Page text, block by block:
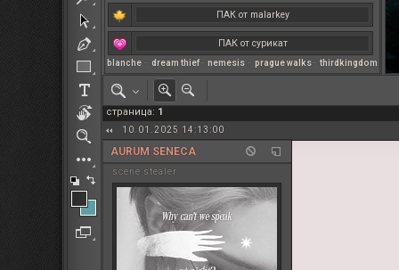
ПАК от malarkey
ПАК от сурикат
РЕНМАЙ
blanche – dream thief– nemesis – prague walks– thirdkingdom
страница: 1
10.01.2025 14:13:00
AURUM SENECA
sсene stealer